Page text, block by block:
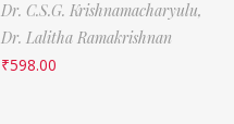
Dr. C.S.G. Krishnamacharyulu,
Dr. Lalitha Ramakrishnan
₹598.00